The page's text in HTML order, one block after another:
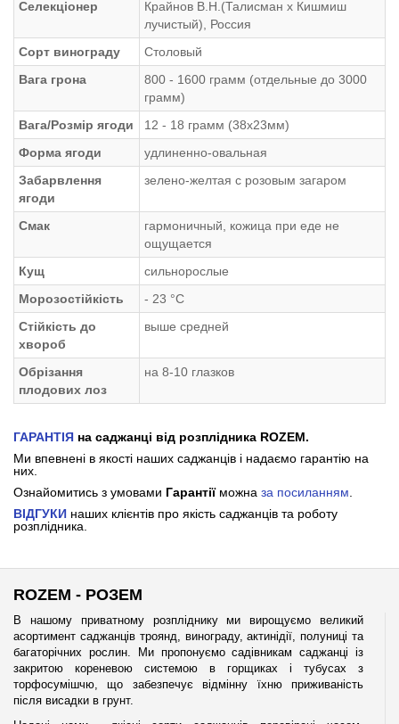
Селекціонер
Крайнов В.Н.(Талисман х Кишмиш
лучистый), Россия
Сорт винограду
Столовый
Вага грона
800 - 1600 грамм (отдельные до 3000
грамм)
Вага/Розмір ягоди
12 - 18 грамм (38х23мм)
Форма ягоди
удлиненно-овальная
Забарвлення
ягоди
зелено-желтая с розовым загаром
Смак
гармоничный, кожица при еде не
ощущается
Кущ
сильнорослые
Морозостійкість
- 23 °С
Стійкість до
хвороб
выше средней
Обрізання
плодових лоз
на 8-10 глазков
ГАРАНТІЯ на саджанці від розплідника ROZEM.
Ми впевнені в якості наших саджанців і надаємо гарантію на
них.
Ознайомитись з умовами Гарантії можна за посиланням
ВІДГУКИ наших клієнтів про якість саджанців та роботу
розплідника.
ROZEM - РОЗЕМ
В нашому приватному розпліднику ми вирощуємо великий
асортимент саджанців троянд, винограду, актинідії, полуниці та
багаторічних рослин. Ми пропонуємо садівникам саджанці із
закритою кореневою системою в горщиках і тубусах з
торфосумішчю, що забезпечує відмінну їхню приживаність
після висадки в грунт.